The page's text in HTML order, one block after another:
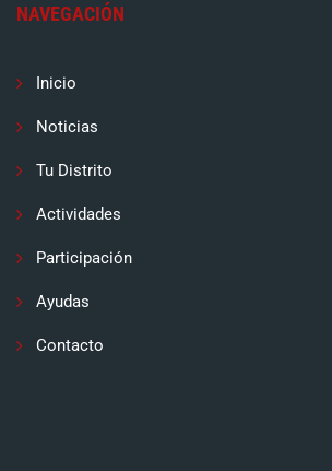
NAVEGACIÓN
Inicio
Noticias
Tu Distrito
Actividades
Participación
Ayudas
Contacto